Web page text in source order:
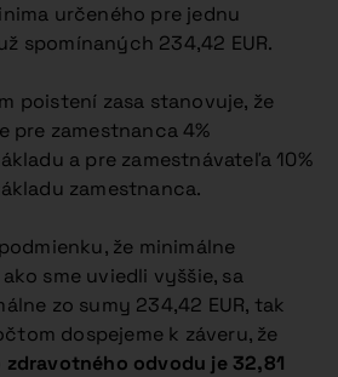
určeného pre jednu
spomínaných 234,42 EUR.
poistení zasa stanovuje, že
pre zamestnanca 4%
a pre zamestnávateľa 10%
zamestnanca.
že minimálne
sme uviedli vyššie, sa
zo sumy 234,42 EUR, tak
dospejeme k záveru, že
odvodu je 32,81